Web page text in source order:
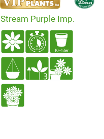
Stream Purple Imp.